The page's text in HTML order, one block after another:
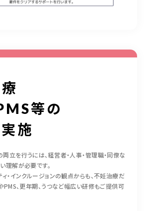
等の
施
立を行うには、経営者・人事・管理職・同僚な
理解が必要です。
ィ・インクルージョンの観点からも、不妊治療だ
PMS、更年期、うつなど幅広い研修もご提供可